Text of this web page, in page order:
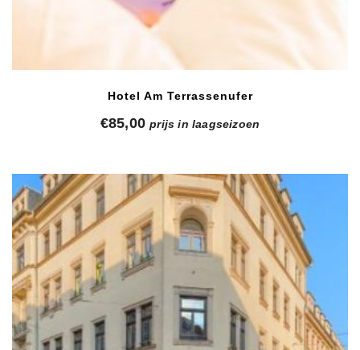
Hotel Am Terrassenufer
€85,00 prijs in laagseizoen